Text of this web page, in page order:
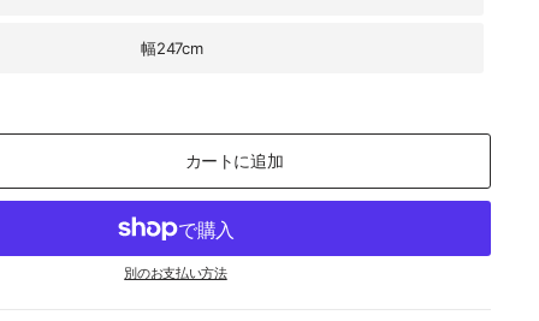
幅247cm
カートに追加
別のお支払い方法